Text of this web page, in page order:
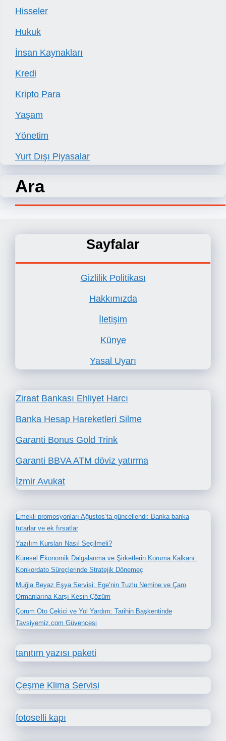
Hisseler
Hukuk
İnsan Kaynakları
Kredi
Kripto Para
Yaşam
Yönetim
Yurt Dışı Piyasalar
Ara
Sayfalar
Gizlilik Politikası
Hakkımızda
İletişim
Künye
Yasal Uyarı
Ziraat Bankası Ehliyet Harcı
Banka Hesap Hareketleri Silme
Garanti Bonus Gold Trink
Garanti BBVA ATM döviz yatırma
İzmir Avukat
Emekli promosyonları Ağustos’ta güncellendi: Banka banka
tutarlar ve ek fırsatlar
Yazılım Kursları Nasıl Seçilmeli?
Küresel Ekonomik Dalgalanma ve Şirketlerin Koruma Kalkanı:
Konkordato Süreçlerinde Stratejik Dönemeç
Muğla Beyaz Eşya Servisi: Ege’nin Tuzlu Nemine ve Çam
Ormanlarına Karşı Kesin Çözüm
Çorum Oto Çekici ve Yol Yardım: Tarihin Başkentinde
Tavsiyemiz.com Güvencesi
tanıtım yazısı paketi
Çeşme Klima Servisi
fotoselli kapı